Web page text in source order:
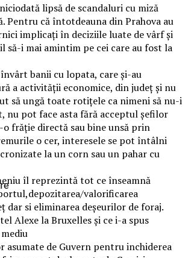
lipsă de scandaluri cu miză
Pentru că întotdeauna din Prahova au
implicați în deciziile luate de vârf și
să-i mai amintim pe cei care au fost la
banii cu lopata, care și-au
a activității economice, din județ și nu
să ungă toate rotițele ca nimeni să nu-i
nu pot face asta fără acceptul șefilor
frăție directă sau bine unsă prin
o cer, interesele se pot întâlni
la un corn sau un pahar cu
îl reprezintă tot ce înseamnă
valorificarea
dar si eliminarea deşeurilor de foraj.
Alexe la Bruxelles și ce i-a spus
de Guvern pentru inchiderea